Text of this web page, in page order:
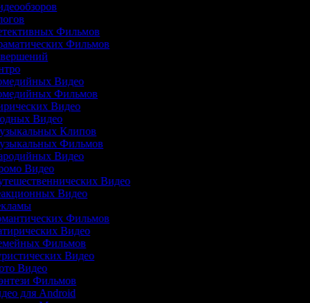
Фильмов
Фильмов
Видео
Фильмов
Видео
Видео
Клипов
Фильмов
Видео
Видео
Видео
Видео
Фильмов
Видео
Фильмов
Видео
Видео
Фильмов
для Android